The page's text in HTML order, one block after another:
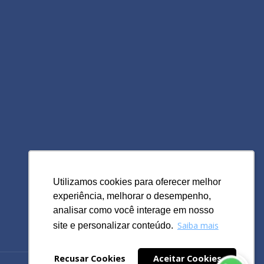
Utilizamos cookies para oferecer melhor
experiência, melhorar o desempenho,
analisar como você interage em nosso
site e personalizar conteúdo. Saiba mais
Recusar Cookies Aceitar Cookies
Utilizamos cookies para oferecer melhor
experiência, melhorar o desempenho,
analisar como você interage em nosso
site e personalizar conteúdo. Saiba mais
Recusar Cookies Aceitar Cookies